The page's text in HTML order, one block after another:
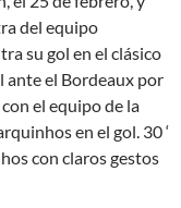
del equipo
su gol en el clásico
ante el Bordeaux por
el equipo de la
en el gol. 30 ‘
con claros gestos